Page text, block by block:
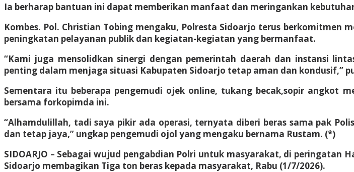
Ia berharap bantuan ini dapat memberikan manfaat dan meringankan
Kombes. Pol. Christian Tobing mengaku, Polresta Sidoarjo terus
peningkatan pelayanan publik dan kegiatan-kegiatan yang bermanfaat.
“Kami juga mensolidkan sinergi dengan pemerintah daerah dan instansi
penting dalam menjaga situasi Kabupaten Sidoarjo tetap aman dan kondusif,”
Sementara itu beberapa pengemudi ojek online, tukang becak,sopir angkot
bersama forkopimda ini.
“Alhamdulillah, tadi saya pikir ada operasi, ternyata diberi beras sama pak
dan tetap jaya,” ungkap pengemudi ojol yang mengaku bernama Rustam. (*)
SIDOARJO – Sebagai wujud pengabdian Polri untuk masyarakat, di peringatan
Sidoarjo membagikan Tiga ton beras kepada masyarakat, Rabu (1/7/2026).